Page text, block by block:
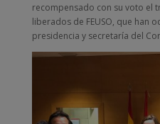
recompensado con su voto el
liberados de FEUSO, que han
presidencia y secretaría del